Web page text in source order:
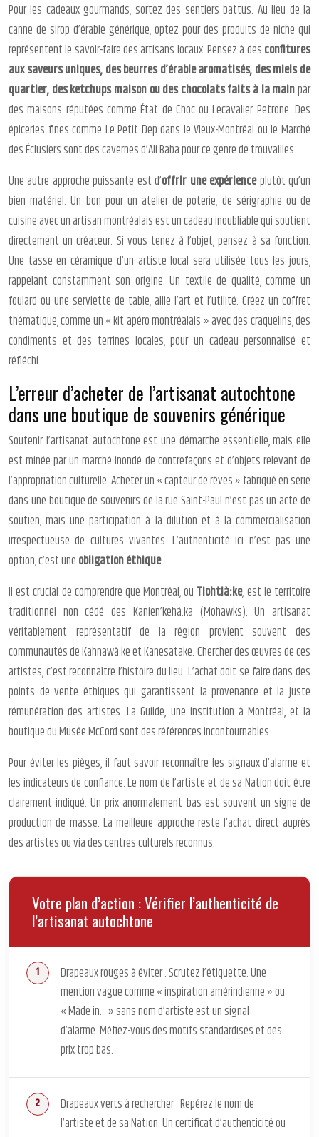
Pour les cadeaux gourmands, sortez des sentiers battus. Au lieu de la
canne de sirop d’érable générique, optez pour des produits de niche qui
représentent le savoir-faire des artisans locaux. Pensez à desconfitures
aux saveurs uniques, des beurres d’érable aromatisés, des miels de
quartier, des ketchups maison ou des chocolats faits à la mainpar
des maisons réputées comme État de Choc ou Lecavalier Petrone. Des
épiceries fines comme Le Petit Dep dans le Vieux-Montréal ou le Marché
des Éclusiers sont des cavernes d’Ali Baba pour ce genre de trouvailles.
Une autre approche puissante est d’offrir une expérienceplutôt qu’un
bien matériel. Un bon pour un atelier de poterie, de sérigraphie ou de
cuisine avec un artisan montréalais est un cadeau inoubliable qui soutient
directement un créateur. Si vous tenez à l’objet, pensez à sa fonction.
Une tasse en céramique d’un artiste local sera utilisée tous les jours,
rappelant constamment son origine. Un textile de qualité, comme un
foulard ou une serviette de table, allie l’art et l’utilité. Créez un coffret
thématique, comme un « kit apéro montréalais » avec des craquelins, des
condiments et des terrines locales, pour un cadeau personnalisé et
réfléchi.
L’erreur d’acheter de l’artisanat autochtone
dans une boutique de souvenirs générique
Soutenir l’artisanat autochtone est une démarche essentielle, mais elle
est minée par un marché inondé de contrefaçons et d’objets relevant de
l’appropriation culturelle. Acheter un « capteur de rêves » fabriqué en série
dans une boutique de souvenirs de la rue Saint-Paul n’est pas un acte de
soutien, mais une participation à la dilution et à la commercialisation
irrespectueuse de cultures vivantes. L’authenticité ici n’est pas une
option, c’est uneobligation éthique.
Il est crucial de comprendre que Montréal, ou Tiohtià:ke, est le territoire
traditionnel non cédé des Kanien’kehá:ka (Mohawks). Un artisanat
véritablement représentatif de la région provient souvent des
communautés de Kahnawà:ke et Kanesatake. Chercher des œuvres de ces
artistes, c’est reconnaître l’histoire du lieu. L’achat doit se faire dans des
points de vente éthiques qui garantissent la provenance et la juste
rémunération des artistes. La Guilde, une institution à Montréal, et la
boutique du Musée McCord sont des références incontournables.
Pour éviter les pièges, il faut savoir reconnaître les signaux d’alarme et
les indicateurs de confiance. Le nom de l’artiste et de sa Nation doit être
clairement indiqué. Un prix anormalement bas est souvent un signe de
production de masse. La meilleure approche reste l’achat direct auprès
des artistes ou via des centres culturels reconnus.
Votre plan d’action : Vérifier l’authenticité de
l’artisanat autochtone
Drapeaux rouges à éviter : Scrutez l’étiquette. Une
mention vague comme « inspiration amérindienne » ou
« Made in… » sans nom d’artiste est un signal
d’alarme. Méfiez-vous des motifs standardisés et des
prix trop bas.
Drapeaux verts à rechercher : Repérez le nom de
l’artiste et de sa Nation. Un certificat d’authenticité ou